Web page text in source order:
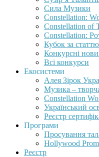
Сила Музики
Constellation:
Constellation of
Constellation:
Кубок за
Конкурсні
Всі конкурси
Екосистеми
Алея Зірок
Музика –
Constellation
Український
Реєстр
Програми
Просування
Hollywood
Реєстр